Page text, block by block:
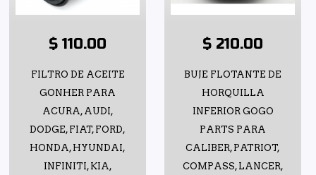
$ 110.00
FILTRO DE ACEITE
GONHER PARA
ACURA, AUDI,
DODGE, FIAT, FORD,
HONDA, HYUNDAI,
INFINITI, KIA,
$ 210.00
BUJE FLOTANTE DE
HORQUILLA
INFERIOR GOGO
PARTS PARA
CALIBER, PATRIOT,
COMPASS, LANCER,